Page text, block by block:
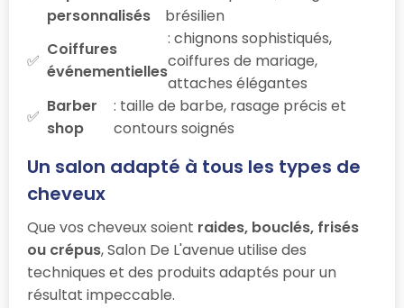
personnalisés
brésilien
Coiffures
événementielles
: chignons sophistiqués,
coiffures de mariage,
attaches élégantes
Barber
shop
: taille de barbe, rasage précis et
contours soignés
Un salon adapté à tous les types de
cheveux
Que vos cheveux soient raides, bouclés, frisés
ou crépus, Salon De L'avenue utilise des
techniques et des produits adaptés pour un
résultat impeccable.